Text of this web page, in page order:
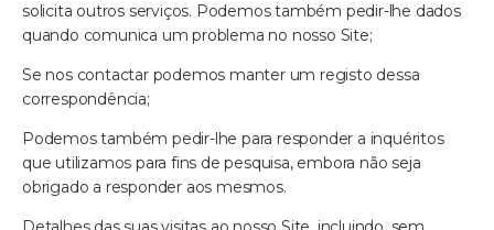
solicita outros serviços. Podemos também pedir-lhe dados
quando comunica um problema no nosso Site;
Se nos contactar podemos manter um registo dessa
correspondência;
Podemos também pedir-lhe para responder a inquéritos
que utilizamos para fins de pesquisa, embora não seja
obrigado a responder aos mesmos.